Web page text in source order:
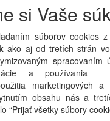
Terme
- 15.05.2027 (8 dní)
862EUR
si Vaše
súborov cookies
ako aj od tretích strán
spracovaním
a používania
marketingových a
obsahu nás a
“Prijať všetky súbory